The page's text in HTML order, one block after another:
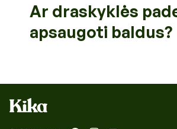
Ar draskyklės
apsaugoti baldus?